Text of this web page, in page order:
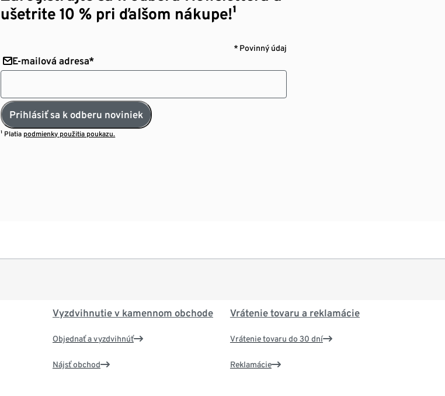
ušetrite 10 % pri ďalšom nákupe!¹
* Povinný údaj
E-mailová adresa*
Prihlásiť sa k odberu noviniek
¹ Platia podmienky použitia poukazu.
Vyzdvihnutie v kamennom obchode
Objednať a vyzdvihnúť
Nájsť obchod
Vrátenie tovaru a reklamácie
Vrátenie tovaru do 30 dní
Reklamácie